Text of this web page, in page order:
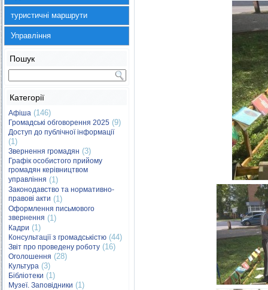
туристичні маршрути
Управління
Пошук
Категорії
Афіша (146)
Громадські обговорення 2025 (9)
Доступ до публічної інформації
(1)
Звернення громадян (3)
Графік особистого прийому
громадян керівництвом
управління (1)
Законодавство та нормативно-
правові акти (1)
Оформлення письмового
звернення (1)
Кадри (1)
Консультації з громадськістю (44)
Звіт про проведену роботу (16)
Оголошення (28)
Культура (3)
Бібліотеки (1)
Музеї. Заповідники (1)